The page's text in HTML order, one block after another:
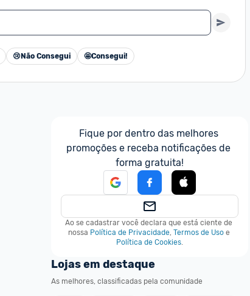
😢 Não Consegui 🤩Consegui!
Fique por dentro das melhores
promoções e receba notificações de
forma gratuita!
Ao se cadastrar você declara que está ciente de
nossa Política de Privacidade, Termos de Uso e
Política de Cookies.
Lojas em destaque
As melhores, classificadas pela comunidade